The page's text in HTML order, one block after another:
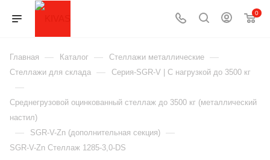
0
Главная — Каталог — Стеллажи металлические —
Стеллажи для склада — Серия-SGR-V | С нагрузкой до 3500 кг
—
Среднегрузовой оцинкованный стеллаж до 3500 кг (металлический
настил)
— SGR-V-Zn (дополнительная секция) —
SGR-V-Zn Стеллаж 1285-3,0-DS